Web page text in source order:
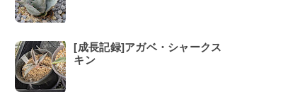
[成長記録]アガベ・シャークス
キン